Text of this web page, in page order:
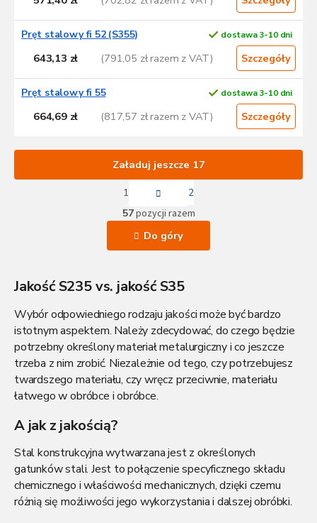
Pręt stalowy fi 52 (S355) dostawa 3-10 dni
643,13 zł (791,05 zł razem z VAT) Szczegóły
Pręt stalowy fi 55 dostawa 3-10 dni
664,69 zł (817,57 zł razem z VAT) Szczegóły
K
o
n
t
l
i
l
s
t
y
Załaduj jeszcze 17
P
a
g
i
n
a
a
1
2
57pozycji razem
Do góry
Jakość S235 vs. jakość S35
Wybór odpowiedniego rodzaju jakości może być bardzo
istotnym aspektem. Należy zdecydować, do czego będzie
potrzebny określony materiał metalurgiczny i co jeszcze
trzeba z nim zrobić. Niezależnie od tego, czy potrzebujesz
twardszego materiału, czy wręcz przeciwnie, materiału
łatwego w obróbce i obróbce.
A jak z jakością?
Stal konstrukcyjna wytwarzana jest z określonych
gatunków stali. Jest to połączenie specyficznego składu
chemicznego i właściwości mechanicznych, dzięki czemu
różnią się możliwości jego wykorzystania i dalszej obróbki.